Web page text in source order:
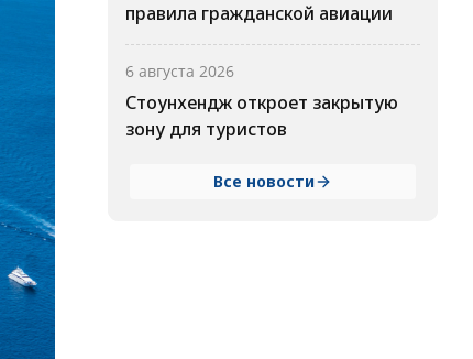
правила гражданской авиации
6 августа 2026
Стоунхендж откроет закрытую
зону для туристов
Все новости